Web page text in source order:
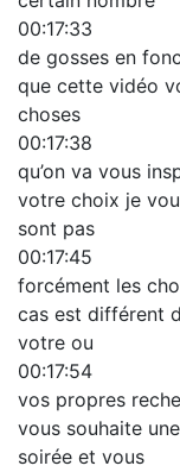
00:17:33
de gosses en
que cette vidéo
choses
00:17:38
qu’on va vous
votre choix je
sont pas
00:17:45
forcément les
cas est différent
votre ou
00:17:54
vos propres
vous souhaite
soirée et vous